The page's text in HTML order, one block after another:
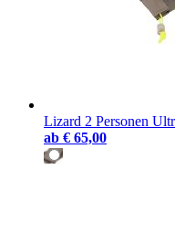
Lizard 2 Personen
ab € 65,00